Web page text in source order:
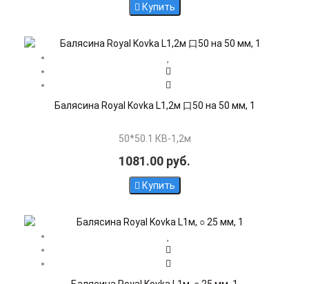
Купить
Балясина Royal Kovka L1,2м 口50 на 50 мм, 1
50*50.1 КВ-1,2м
1081.00 руб.
Купить